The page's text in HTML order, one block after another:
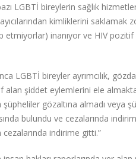
LGBTİ bireylerin sağlık
kimliklerini
etmiyorlar) inanıyor ve HIV pozitif
LGBTİ bireyler ayrımcılık,
alan şiddet eylemlerini ele
şüpheliler gözaltına almadı veya
bulundu ve cezalarında
indirime gitti.”